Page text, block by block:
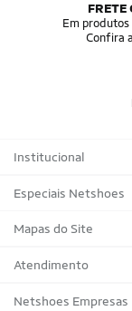
FRETE
Em produtos
Confira
Institucional
Sobre a Netshoes
Política de
Programa de Afiliados
Regulamentos
Especiais Netshoes
Suplementos
Corrida
Bicicletas
Mapas do Site
Marcas
Tipos de Produtos
Atendimento
Trocas e devoluções
Netshoes Empresas